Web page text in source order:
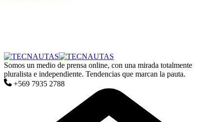
Somos un medio de prensa online, con una mirada totalmente
pluralista e independiente. Tendencias que marcan la pauta.
+569 7935 2788